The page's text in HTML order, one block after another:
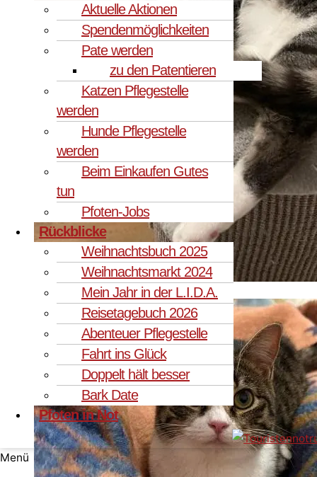
Aktuelle Aktionen
Spendenmöglichkeiten
Pate werden
zu den Patentieren
Katzen Pflegestelle
werden
Hunde Pflegestelle
werden
Beim Einkaufen Gutes
tun
Pfoten-Jobs
Rückblicke
Weihnachtsbuch 2025
Weihnachtsmarkt 2024
Mein Jahr in der L.I.D.A.
Reisetagebuch 2026
Abenteuer Pflegestelle
Fahrt ins Glück
Doppelt hält besser
Bark Date
Pfoten in Not
Menü